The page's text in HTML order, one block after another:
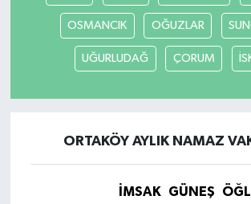
OSMANCIK OĞUZLAR
UĞURLUDAĞ ÇORUM
ORTAKÖY AYLIK NAMAZ
İMSAK GÜNEŞ